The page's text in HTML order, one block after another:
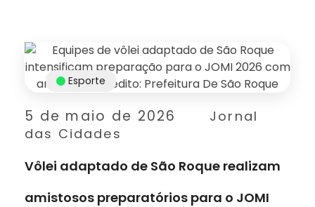
5 de maio de 2026
Jornal
das Cidades
Esporte
Vôlei adaptado de São Roque realizam
amistosos preparatórios para o JOMI